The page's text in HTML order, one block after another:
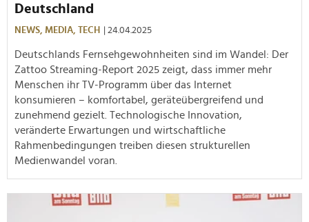
Deutschland
NEWS, MEDIA, TECH | 24.04.2025
Deutschlands Fernsehgewohnheiten sind im Wandel: Der
Zattoo Streaming-Report 2025 zeigt, dass immer mehr
Menschen ihr TV-Programm über das Internet
konsumieren – komfortabel, geräteübergreifend und
zunehmend gezielt. Technologische Innovation,
veränderte Erwartungen und wirtschaftliche
Rahmenbedingungen treiben diesen strukturellen
Medienwandel voran.